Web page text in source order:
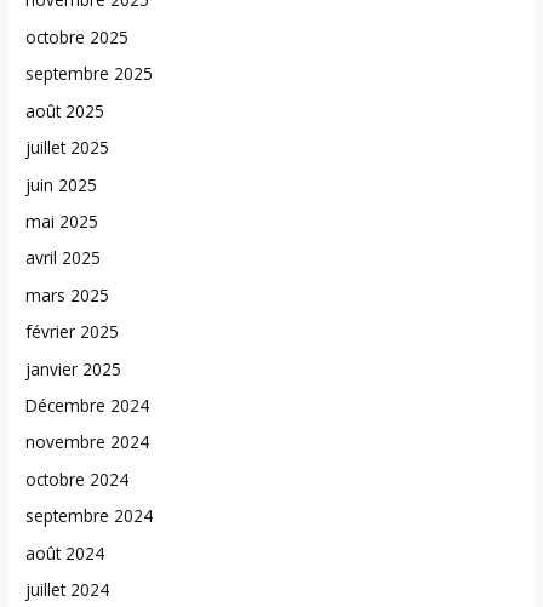
octobre 2025
septembre 2025
août 2025
juillet 2025
juin 2025
mai 2025
avril 2025
mars 2025
février 2025
janvier 2025
Décembre 2024
novembre 2024
octobre 2024
septembre 2024
août 2024
juillet 2024